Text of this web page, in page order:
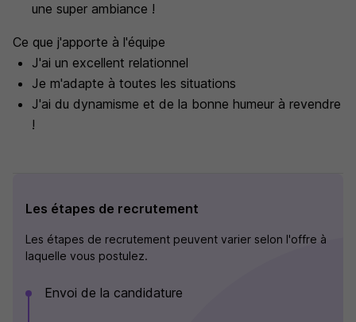
une super ambiance !
Ce que j'apporte à l'équipe
J'ai un excellent relationnel
Je m'adapte à toutes les situations
J'ai du dynamisme et de la bonne humeur à revendre
!
Les étapes de recrutement
Les étapes de recrutement peuvent varier selon l'offre à
laquelle vous postulez.
Envoi de la candidature